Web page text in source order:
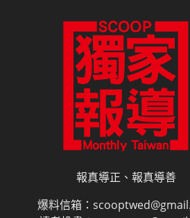
報真導正、報真導善
爆料信箱：
讀者投書：